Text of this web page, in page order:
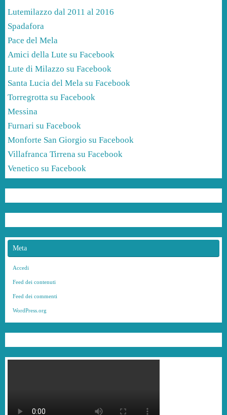
Lutemilazzo dal 2011 al 2016
Spadafora
Pace del Mela
Amici della Lute su Facebook
Lute di Milazzo su Facebook
Santa Lucia del Mela su Facebook
Torregrotta su Facebook
Messina
Furnari su Facebook
Monforte San Giorgio su Facebook
Villafranca Tirrena su Facebook
Venetico su Facebook
Meta
Accedi
Feed dei contenuti
Feed dei commenti
WordPress.org